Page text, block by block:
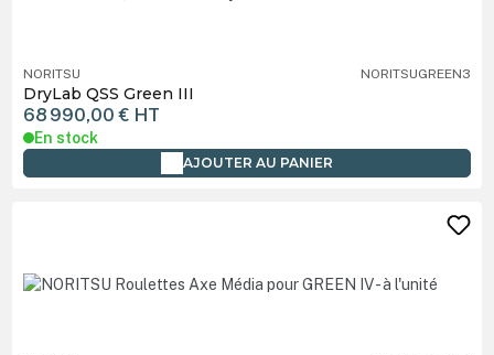
NORITSU NORITSUGREEN3
DryLab QSS Green III
68 990,00 € HT
En stock
AJOUTER AU PANIER